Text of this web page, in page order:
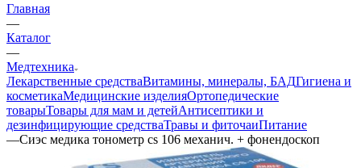
Главная
—
Каталог
—
Медтехника
Лекарственные средстваВитамины, минералы, БАДГигиена и
косметикаМедицинские изделияОртопедические
товарыТовары для мам и детейАнтисептики и
дезинфицирующие средстваТравы и фиточаиПитание
—Сиэс медика тонометр cs 106 механич. + фонендоскоп